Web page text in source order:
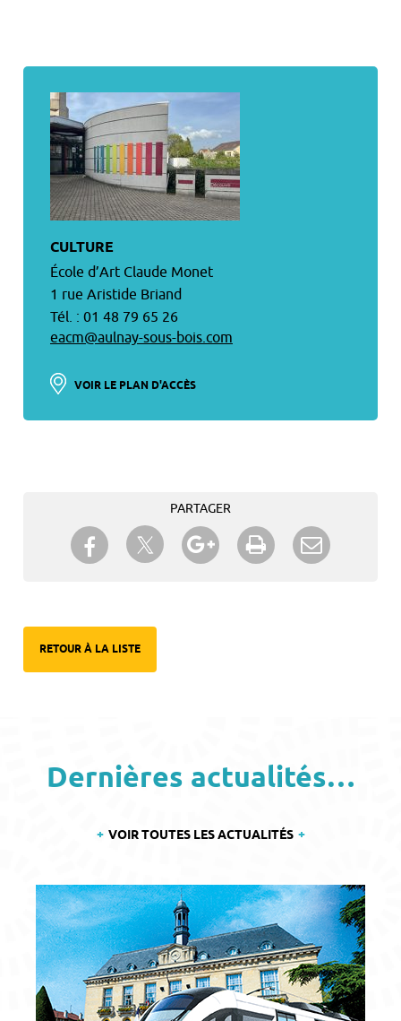
CULTURE
École d’Art Claude Monet
1 rue Aristide Briand
Tél. : 01 48 79 65 26
eacm@aulnay-sous-bois.com
VOIR LE PLAN D'ACCÈS
PARTAGER
Partager sur Facebook
Partager sur TwitterPartager sur Google+
Imprimer
RETOUR À LA LISTE
Dernières actualités…
VOIR TOUTES LES ACTUALITÉS